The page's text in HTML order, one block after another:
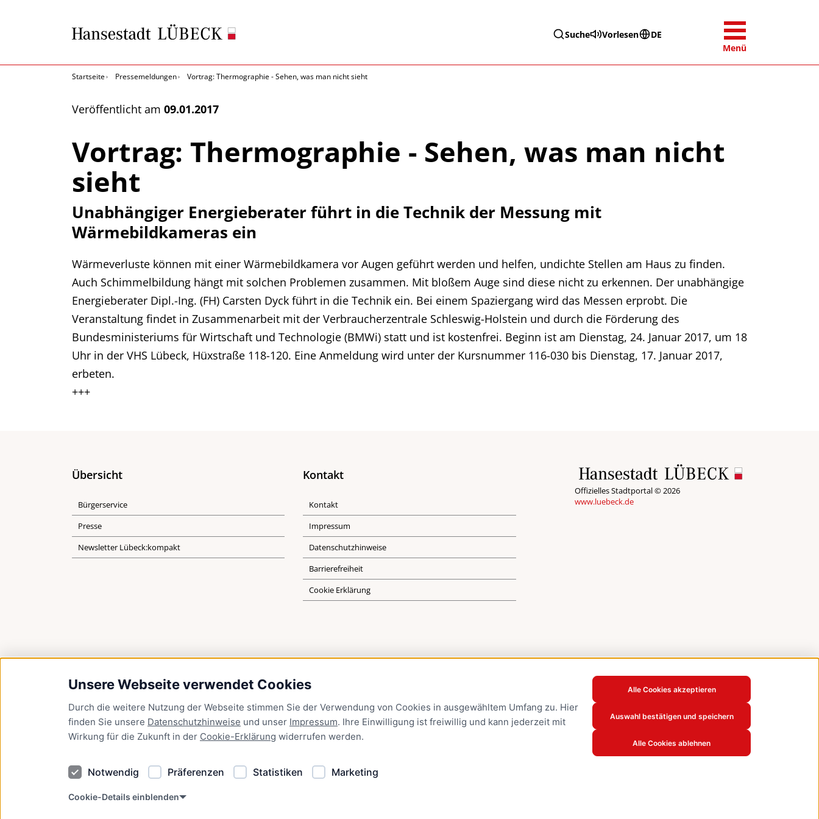
Unsere Webseite verwendet Cookies
Durch die weitere Nutzung der Webseite stimmen Sie der Verwendung von Cookies in ausgewähltem Umfang zu. Hier
finden Sie unsere Datenschutzhinweise und unser Impressum. Ihre Einwilligung ist freiwillig und kann jederzeit mit
Wirkung für die Zukunft in der Cookie-Erklärung widerrufen werden.
Notwendig Präferenzen Statistiken Marketing
Cookie-Details einblenden
Alle Cookies akzeptieren
Auswahl bestätigen und speichern
Alle Cookies ablehnen
Suche Vorlesen
DE
Menü
Startseite Pressemeldungen Vortrag: Thermographie - Sehen, was man nicht sieht
Veröffentlicht am 09.01.2017
Vortrag: Thermographie - Sehen, was man nicht
sieht
Unabhängiger Energieberater führt in die Technik der Messung mit
Wärmebildkameras ein
Wärmeverluste können mit einer Wärmebildkamera vor Augen geführt werden und helfen, undichte Stellen am Haus zu finden.
Auch Schimmelbildung hängt mit solchen Problemen zusammen. Mit bloßem Auge sind diese nicht zu erkennen. Der unabhängige
Energieberater Dipl.-Ing. (FH) Carsten Dyck führt in die Technik ein. Bei einem Spaziergang wird das Messen erprobt. Die
Veranstaltung findet in Zusammenarbeit mit der Verbraucherzentrale Schleswig-Holstein und durch die Förderung des
Bundesministeriums für Wirtschaft und Technologie (BMWi) statt und ist kostenfrei. Beginn ist am Dienstag, 24. Januar 2017, um 18
Uhr in der VHS Lübeck, Hüxstraße 118-120. Eine Anmeldung wird unter der Kursnummer 116-030 bis Dienstag, 17. Januar 2017,
erbeten.
+++
Übersicht
Bürgerservice
Presse
Newsletter Lübeck:kompakt
Kontakt
Kontakt
Impressum
Datenschutzhinweise
Barrierefreiheit
Cookie Erklärung
Offizielles Stadtportal © 2026
www.luebeck.de